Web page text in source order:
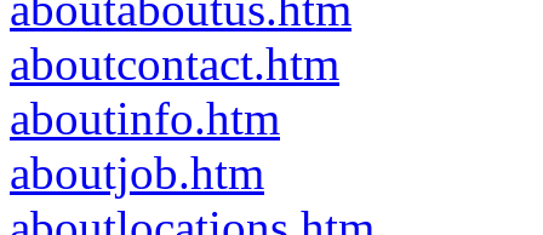
aboutcontact.htm
aboutinfo.htm
aboutjob.htm